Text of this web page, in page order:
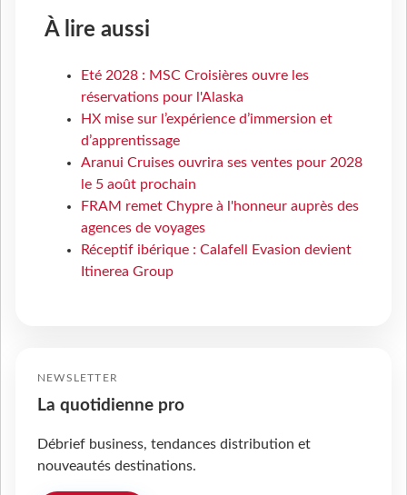
À lire aussi
Eté 2028 : MSC Croisières ouvre les
réservations pour l'Alaska
HX mise sur l’expérience d’immersion et
d’apprentissage
Aranui Cruises ouvrira ses ventes pour 2028
le 5 août prochain
FRAM remet Chypre à l'honneur auprès des
agences de voyages
Réceptif ibérique : Calafell Evasion devient
Itinerea Group
NEWSLETTER
La quotidienne pro
Débrief business, tendances distribution et
nouveautés destinations.